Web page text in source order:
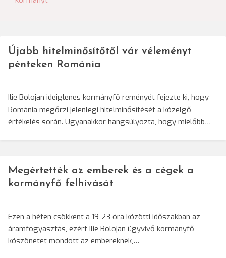
Újabb hitelminősítőtől vár véleményt
pénteken Románia
Ilie Bolojan ideiglenes kormányfő reményét fejezte ki, hogy
Románia megőrzi jelenlegi hitelminősítését a közelgő
értékelés során. Ugyanakkor hangsúlyozta, hogy mielőbb…
Megértették az emberek és a cégek a
kormányfő felhívását
Ezen a héten csökkent a 19-23 óra közötti időszakban az
áramfogyasztás, ezért Ilie Bolojan ügyvivő kormányfő
köszönetet mondott az embereknek,…